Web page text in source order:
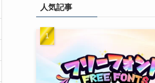
人気記事